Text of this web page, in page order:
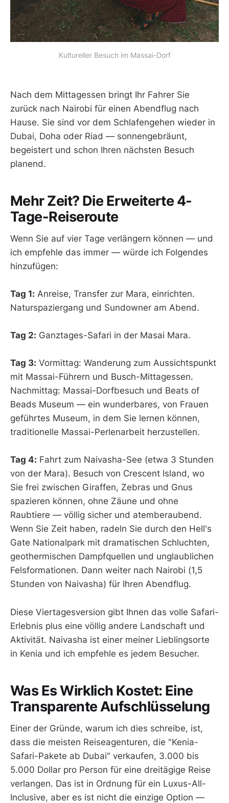
Kultureller Besuch im Massai-Dorf
Nach dem Mittagessen bringt Ihr Fahrer Sie
zurück nach Nairobi für einen Abendflug nach
Hause. Sie sind vor dem Schlafengehen wieder in
Dubai, Doha oder Riad — sonnengebräunt,
begeistert und schon Ihren nächsten Besuch
planend.
Mehr Zeit? Die Erweiterte 4-
Tage-Reiseroute
Wenn Sie auf vier Tage verlängern können — und
ich empfehle das immer — würde ich Folgendes
hinzufügen:
Tag 1: Anreise, Transfer zur Mara, einrichten.
Naturspaziergang und Sundowner am Abend.
Tag 2: Ganztages-Safari in der Masai Mara.
Tag 3: Vormittag: Wanderung zum Aussichtspunkt
mit Massai-Führern und Busch-Mittagessen.
Nachmittag: Massai-Dorfbesuch und Beats of
Beads Museum — ein wunderbares, von Frauen
geführtes Museum, in dem Sie lernen können,
traditionelle Massai-Perlenarbeit herzustellen.
Tag 4: Fahrt zum Naivasha-See (etwa 3 Stunden
von der Mara). Besuch von Crescent Island, wo
Sie frei zwischen Giraffen, Zebras und Gnus
spazieren können, ohne Zäune und ohne
Raubtiere — völlig sicher und atemberaubend.
Wenn Sie Zeit haben, radeln Sie durch den Hell's
Gate Nationalpark mit dramatischen Schluchten,
geothermischen Dampfquellen und unglaublichen
Felsformationen. Dann weiter nach Nairobi (1,5
Stunden von Naivasha) für Ihren Abendflug.
Diese Viertagesversion gibt Ihnen das volle Safari-
Erlebnis plus eine völlig andere Landschaft und
Aktivität. Naivasha ist einer meiner Lieblingsorte
in Kenia und ich empfehle es jedem Besucher.
Was Es Wirklich Kostet: Eine
Transparente Aufschlüsselung
Einer der Gründe, warum ich dies schreibe, ist,
dass die meisten Reiseagenturen, die "Kenia-
Safari-Pakete ab Dubai" verkaufen, 3.000 bis
5.000 Dollar pro Person für eine dreitägige Reise
verlangen. Das ist in Ordnung für ein Luxus-All-
Inclusive, aber es ist nicht die einzige Option —